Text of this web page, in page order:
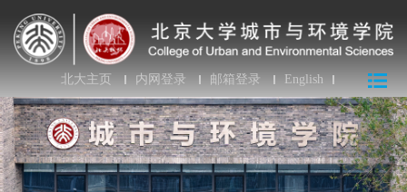
北大主页 内网登录 邮箱登录 English